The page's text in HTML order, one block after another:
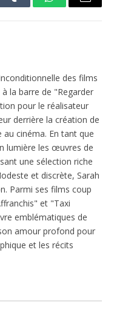
Tumblr WhatsAppEmail
des films
la barre de "Regarder
pour le réalisateur
derrière la création de
cinéma. En tant que
lumière les œuvres de
une sélection riche
et discrète, Sarah
Parmi ses films coup
et "Taxi
emblématiques de
amour profond pour
et les récits